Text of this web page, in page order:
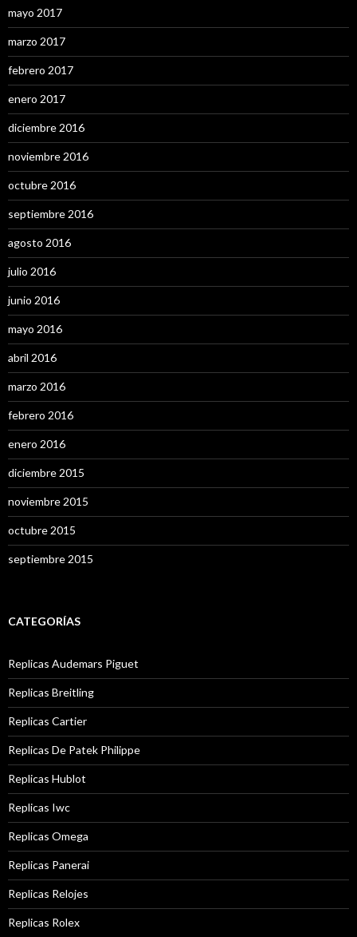
mayo 2017
marzo 2017
febrero 2017
enero 2017
diciembre 2016
noviembre 2016
octubre 2016
septiembre 2016
agosto 2016
julio 2016
junio 2016
mayo 2016
abril 2016
marzo 2016
febrero 2016
enero 2016
diciembre 2015
noviembre 2015
octubre 2015
septiembre 2015
CATEGORÍAS
Replicas Audemars Piguet
Replicas Breitling
Replicas Cartier
Replicas De Patek Philippe
Replicas Hublot
Replicas Iwc
Replicas Omega
Replicas Panerai
Replicas Relojes
Replicas Rolex